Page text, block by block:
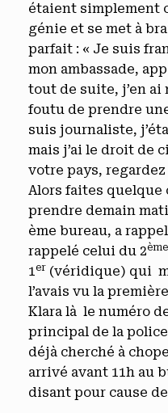
étaient simplement
génie et se met à
parfait : « Je suis
mon ambassade,
tout de suite, j’en ai
foutu de prendre
suis journaliste,
mais j’ai le droit de
votre pays, regardez
Alors faites quelque
prendre demain
ème bureau, a
rappelé celui du 2ème
1er (véridique) qui
l’avais vu la
Klara là le numéro
principal de la
déjà cherché à
arrivé avant 11h au
disant pour cause